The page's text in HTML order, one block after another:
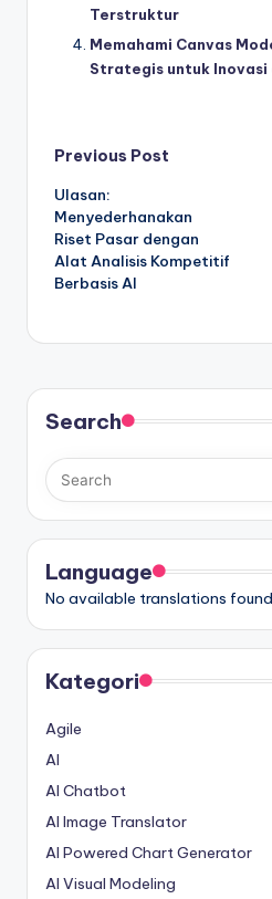
Terstruktur
Memahami Canvas
Strategis untuk Inovasi
Post
navigation
Previous Post
Ulasan:
Menyederhanakan
Riset Pasar dengan
Alat Analisis Kompetitif
Berbasis AI
Search
Language
No available translations found
Kategori
Agile
AI
AI Chatbot
AI Image Translator
AI Powered Chart Generator
AI Visual Modeling